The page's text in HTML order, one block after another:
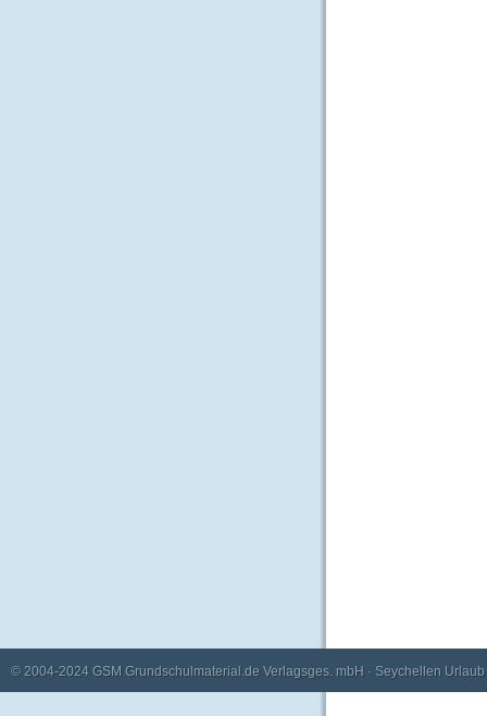
© 2004-2024 GSM Grundschulmaterial.de Verlagsges. mbH · Seychellen Urlaub